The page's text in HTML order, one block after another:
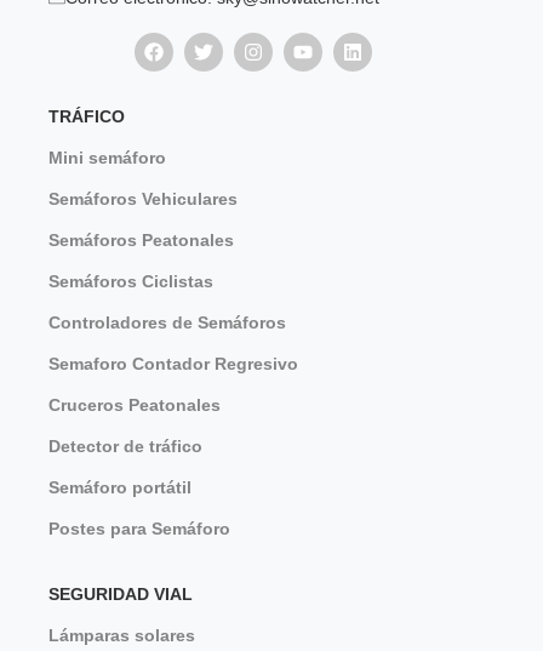
TRÁFICO
Mini semáforo
Semáforos Vehiculares
Semáforos Peatonales
Semáforos Ciclistas
Controladores de Semáforos
Semaforo Contador Regresivo
Cruceros Peatonales
Detector de tráfico
Semáforo portátil
Postes para Semáforo
SEGURIDAD VIAL
Lámparas solares